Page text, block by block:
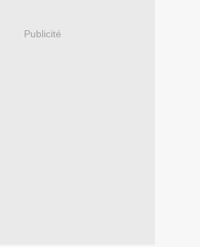
Publicité